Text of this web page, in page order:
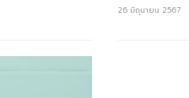
26 มิถุนายน 2567